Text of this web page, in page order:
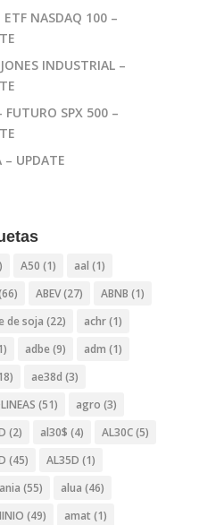
ETF NASDAQ 100 –
INDUSTRIAL –
FUTURO SPX 500 –
– UPDATE
A50 (1) aal (1)
ABEV(27) ABNB (1)
de soja (22) achr(1)
adbe (9) adm (1)
ae38d (3)
(51) agro (3)
(2) al30$ (4) AL30C(5)
(45) AL35D (1)
(55) alua (46)
(49) amat (1)